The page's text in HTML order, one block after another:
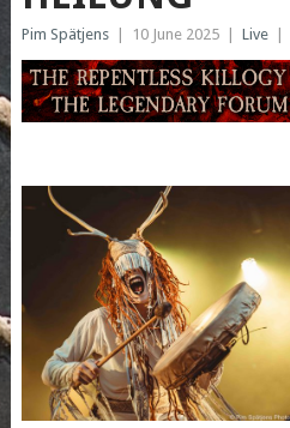
Pim Spätjens 10 June 2025 Live